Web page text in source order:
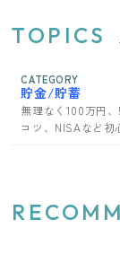
TOPICS
CATEGORY
貯金/貯蓄
無理なく100万円
コツ、NISAなど初